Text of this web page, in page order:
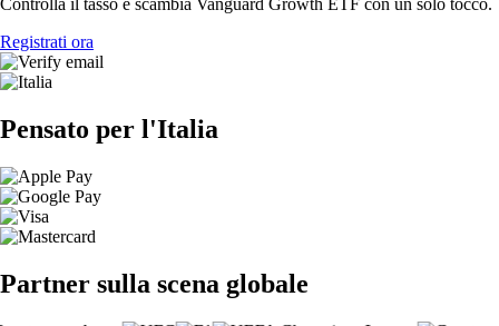
Controlla il tasso e scambia Vanguard Growth ETF con un solo tocco.
Registrati ora
Pensato per l'Italia
Partner sulla scena globale